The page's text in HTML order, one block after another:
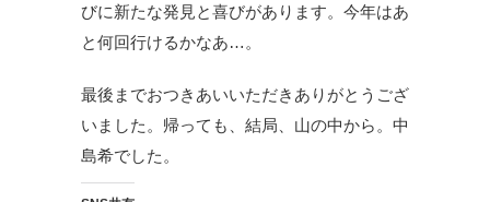
びに新たな発見と喜びがあります。今年はあ
と何回行けるかなあ…。
最後までおつきあいいただきありがとうござ
いました。帰っても、結局、山の中から。中
島希でした。